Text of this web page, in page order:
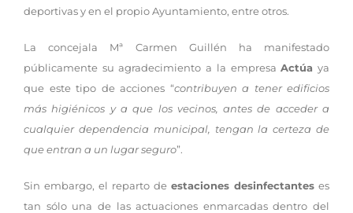
deportivas y en el propio Ayuntamiento, entre otros.
La concejala Mª Carmen Guillén ha manifestado
públicamente su agradecimiento a la empresaActúa ya
que este tipo de acciones “contribuyen a tener edificios
más higiénicos y a que los vecinos, antes de acceder a
cualquier dependencia municipal, tengan la certeza de
que entran a un lugar seguro”.
Sin embargo, el reparto de estaciones desinfectantes es
tan sólo una de las actuaciones enmarcadas dentro del